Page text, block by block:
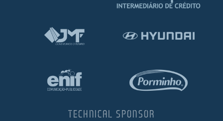
TECHNICAL SPONSOR